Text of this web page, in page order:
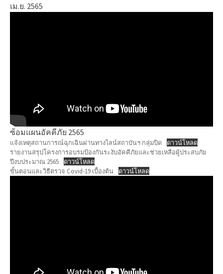
เม.ย. 2565
ซ้อมแผนอัคคีภัย 2565
แจ้งเหตุสถานการณ์ฉุกเฉินผ่านทางไลน์สถาบันฯ กลุ่มปิด
ดาวน์โหลด
รายงานสรุปโครงการอบรมป้องกันระงับอัคคีภัยและช่วยเหลือผู้ประสบภัย
ปีงบประมาณ 2565
ดาวน์โหลด
ขั้นตอนและวิธีตรวจ Covid-19 เบื้องต้น
ดาวน์โหลด